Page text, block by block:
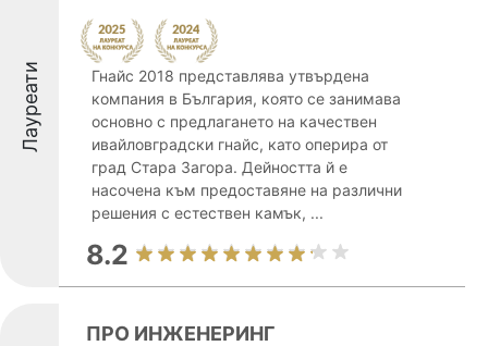
Лауреати
Гнайс 2018 представлява утвърдена
компания в България, която се занимава
основно с предлагането на качествен
ивайловградски гнайс, като оперира от
град Стара Загора. Дейността й е
насочена към предоставяне на различни
решения с естествен камък, ...
8.2
ПРО ИНЖЕНЕРИНГ